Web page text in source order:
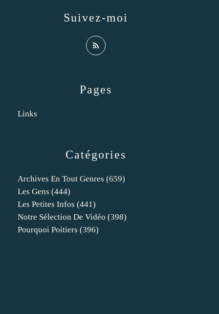
Catégories
Archives En Tout Genres (659)
Les Gens (444)
Les Petites Infos (441)
Notre Sélection De Vidéo (398)
Pourquoi Poitiers (396)
Pages
Links
Suivez-moi